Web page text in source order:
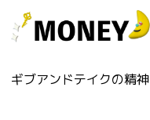
ギブアンドテイクの精神